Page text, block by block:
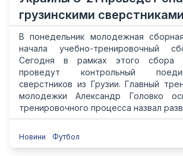
грузинскими сверстниками
В понедельник молодежная
начала учебно-тренировочный
Сегодня в рамках этого сбора
проведут контрольный
сверстников из Грузии. Главный
молодежки Александр Головко
тренировочного процесса назвал
Новини Футбол